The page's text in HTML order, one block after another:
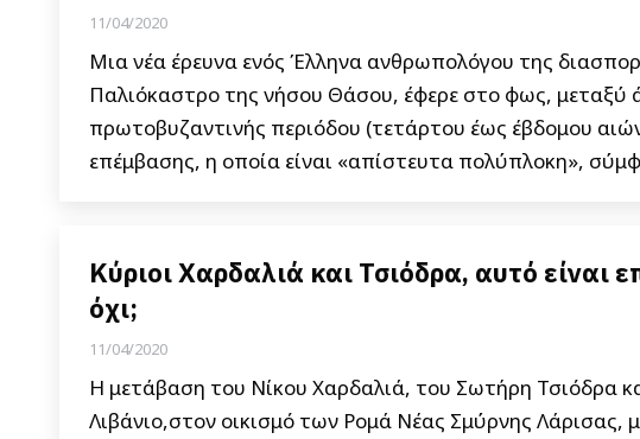
11/04/2020
Μια νέα έρευνα ενός Έλληνα ανθρωπολόγου της
Παλιόκαστρο της νήσου Θάσου, έφερε στο φως, μεταξύ
πρωτοβυζαντινής περιόδου (τετάρτου έως έβδομου
επέμβασης, η οποία είναι «απίστευτα πολύπλοκη»,
Κύριοι Χαρδαλιά και Τσιόδρα, αυτό είναι
όχι;
11/04/2020
Η μετάβαση του Νίκου Χαρδαλιά, του Σωτήρη Τσιόδρα
Λιβάνιο,στον οικισμό των Ρομά Νέας Σμύρνης